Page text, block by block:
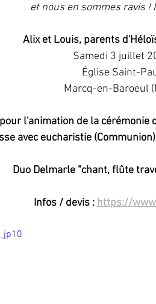
et nous en sommes ravis !
Alix et Louis, parents
Samedi 3 juillet
Église Saint-
Marcq-en-Baroeul
l'animation de la cérémonie
avec eucharistie
Duo Delmarle "chant, flûte
Infos / devis : https://